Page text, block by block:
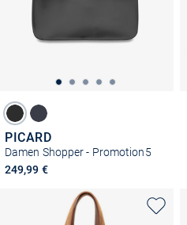
PICARD
Damen Shopper - Promotion5
249,99 €